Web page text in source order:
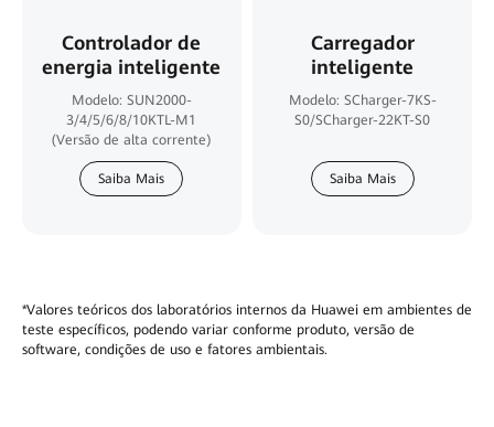
Controlador de
energia inteligente
Modelo: SUN2000-
3/4/5/6/8/10KTL-M1
(Versão de alta corrente)
Saiba Mais
Carregador
inteligente
Modelo: SCharger-7KS-
S0/SCharger-22KT-S0
Saiba Mais
*Valores teóricos dos laboratórios internos da Huawei em ambientes de
teste específicos, podendo variar conforme produto, versão de
software, condições de uso e fatores ambientais.